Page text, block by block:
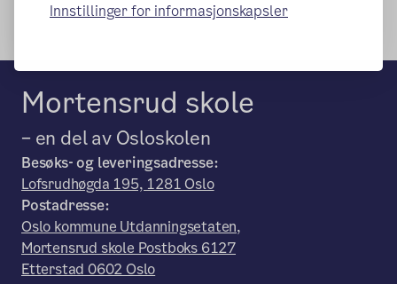
Innstillinger for informasjonskapsler
Mortensrud skole
– en del av Osloskolen
Besøks- og leveringsadresse:
Lofsrudhøgda 195, 1281 Oslo
Postadresse:
Oslo kommune Utdanningsetaten,
Mortensrud skole Postboks 6127
Etterstad 0602 Oslo